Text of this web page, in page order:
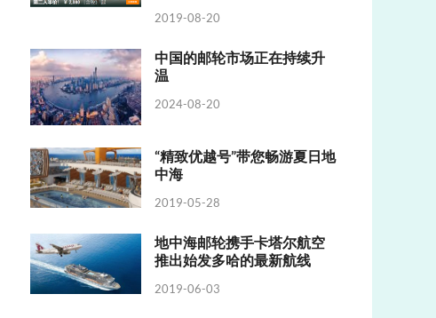
2019-08-20
中国的邮轮市场正在持续升
温
2024-08-20
“精致优越号”带您畅游夏日地
中海
2019-05-28
地中海邮轮携手卡塔尔航空
推出始发多哈的最新航线
2019-06-03